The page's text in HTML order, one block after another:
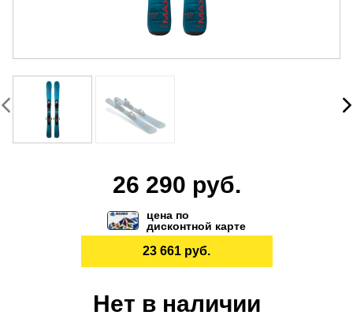
26 290 руб.
цена по
дисконтной карте
23 661 руб.
Нет в наличии